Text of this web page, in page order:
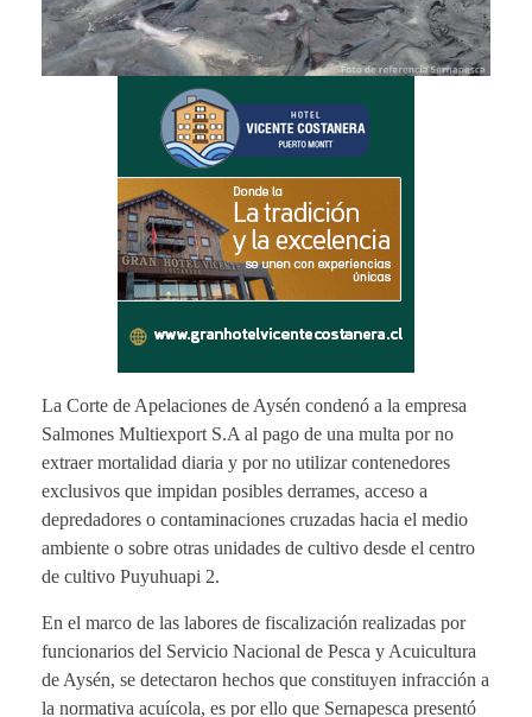
La Corte de Apelaciones de Aysén condenó a la empresa
Salmones Multiexport S.A al pago de una multa por no
extraer mortalidad diaria y por no utilizar contenedores
exclusivos que impidan posibles derrames, acceso a
depredadores o contaminaciones cruzadas hacia el medio
ambiente o sobre otras unidades de cultivo desde el centro
de cultivo Puyuhuapi 2.
En el marco de las labores de fiscalización realizadas por
funcionarios del Servicio Nacional de Pesca y Acuicultura
de Aysén, se detectaron hechos que constituyen infracción a
la normativa acuícola, es por ello que Sernapesca presentó